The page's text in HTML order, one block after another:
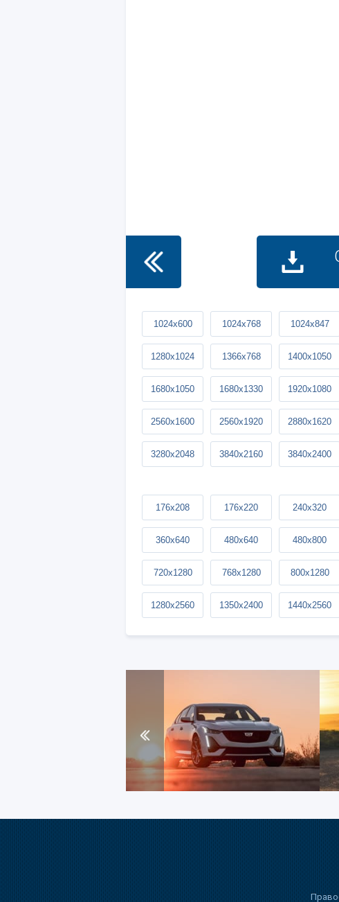
1024x600 1024x768 1024x847
1280x1024 1366x768 1400x1050
1680x1050 1680x1330 1920x1080
2560x1600 2560x1920 2880x1620
3280x2048 3840x2160 3840x2400
176x208 176x220 240x320
360x640 480x640 480x800
720x1280 768x1280 800x1280
1280x2560 1350x2400 1440x2560